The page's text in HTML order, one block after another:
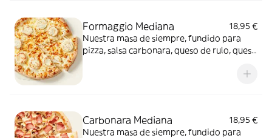
Formaggio Mediana
18,95 €
Nuestra masa de siempre, fundido para
pizza, salsa carbonara, queso de rulo, queso
cheddar, gouda, emmental , mozzarella y
Carbonara Mediana
18,95 €
Nuestra masa de siempre, fundido para